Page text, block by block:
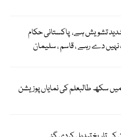
تشویش ہے، پاکستانی حکام
دے رہے ، قاسم ، سلیمان
سکھ طالبعلم کی نمایاں پوزیشن